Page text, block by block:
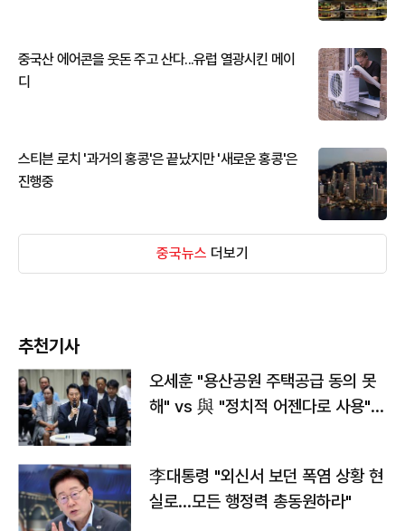
중국산 에어콘을 웃돈 주고 산다...유럽 열광시킨 메이
디
스티븐 로치 '과거의 홍콩'은 끝났지만 '새로운 홍콩'은
진행중
중국뉴스 더보기
추천기사
오세훈 "용산공원 주택공급 동의 못
해" vs 與 "정치적 어젠다로 사용"
李대통령 "외신서 보던 폭염 상황 현
실로…모든 행정력 총동원하라"